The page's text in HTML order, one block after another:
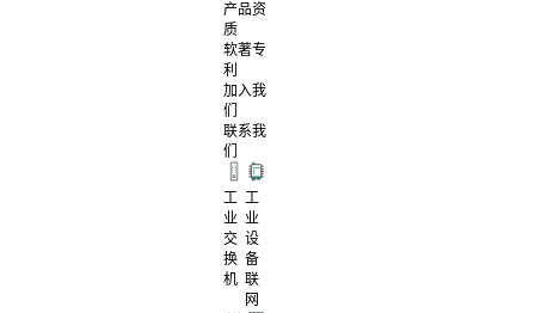
产品资
质
软著专
利
加入我
们
联系我
们
工
业
交
换
机
工
业
设
备
联
网